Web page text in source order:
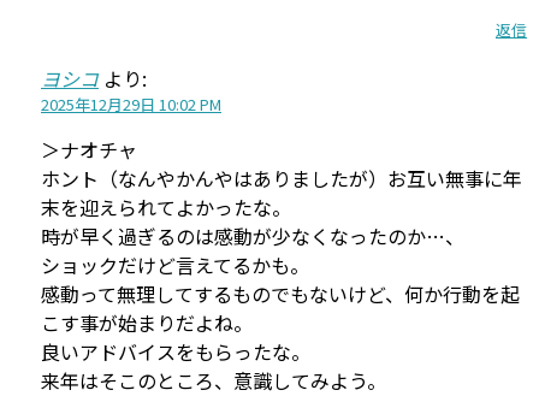
返信
ヨシコ より:
2025年12月29日 10:02 PM
＞ナオチャ
ホント（なんやかんやはありましたが）お互い無事に年
末を迎えられてよかったな。
時が早く過ぎるのは感動が少なくなったのか…、
ショックだけど言えてるかも。
感動って無理してするものでもないけど、何か行動を起
こす事が始まりだよね。
良いアドバイスをもらったな。
来年はそこのところ、意識してみよう。